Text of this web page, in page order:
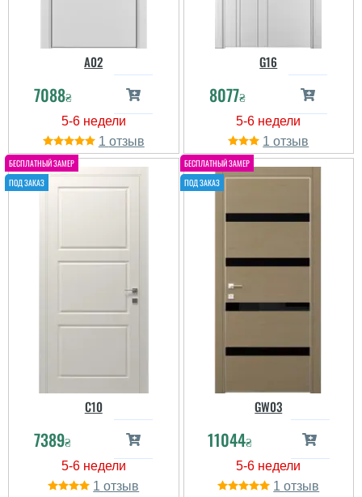
A02
7088₴
1
G16
8077₴
1
C10
7389₴
1
GW03
11044₴
1